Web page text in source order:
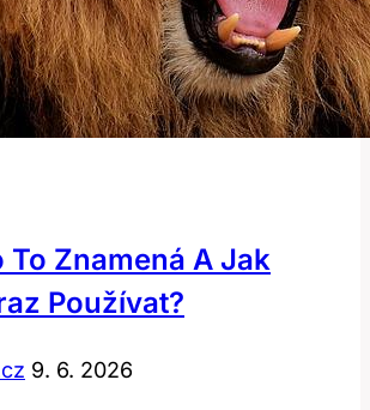
To Znamená A Jak
Používat?
9. 6. 2026